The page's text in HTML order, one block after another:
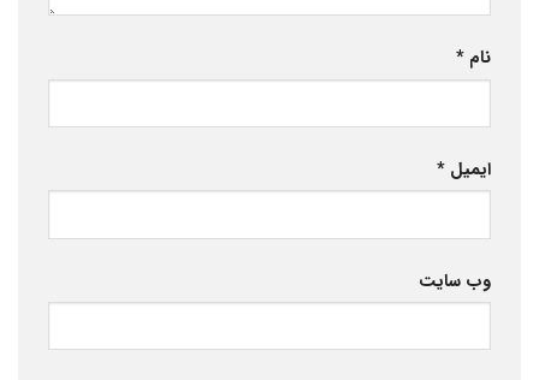
نام *
ایمیل *
وب‌ سایت